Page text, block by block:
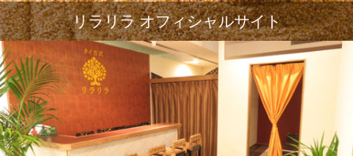
リラリラ オフィシャルサイト